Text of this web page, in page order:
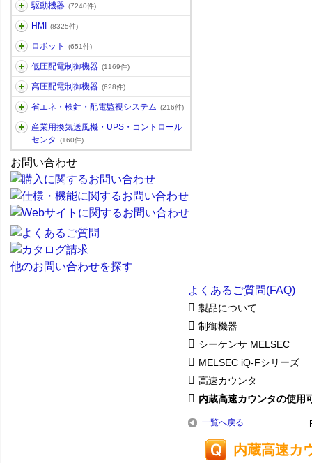
駆動機器 (7240件)
HMI (8325件)
ロボット (651件)
低圧配電制御機器 (1169件)
高圧配電制御機器 (628件)
省エネ・検針・配電監視システム (216件)
産業用換気送風機・UPS・コントロール
センタ
(160件)
お問い合わせ
他のお問い合わせを探す
よくあるご質問(FAQ)
製品について
制御機器
シーケンサ MELSEC
MELSEC iQ-Fシリーズ
高速カウンタ
内蔵高速カウンタの使用
一覧へ戻る
内蔵高速カ